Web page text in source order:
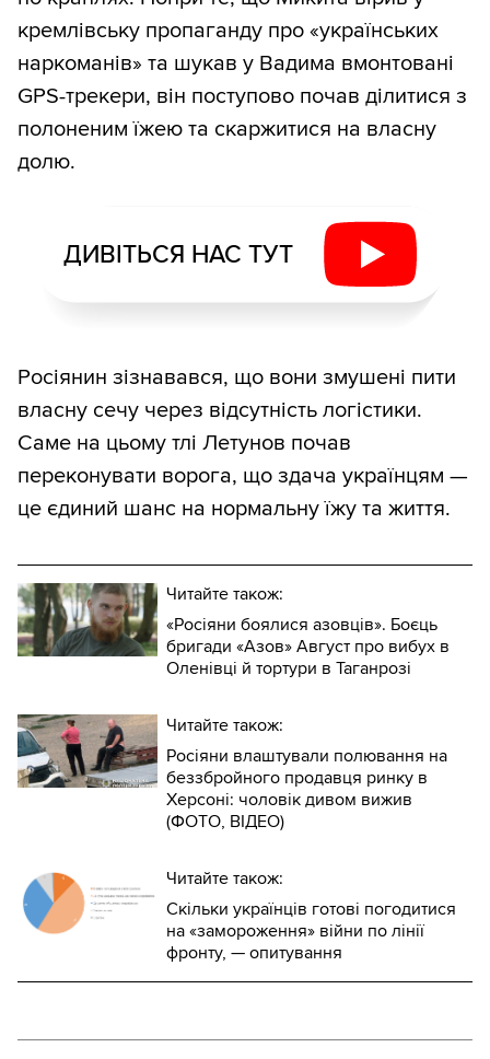
кремлівську пропаганду про «українських
наркоманів» та шукав у Вадима вмонтовані
GPS-трекери, він поступово почав ділитися з
полоненим їжею та скаржитися на власну
долю.
ДИВІТЬСЯ НАС ТУТ
Росіянин зізнавався, що вони змушені пити
власну сечу через відсутність логістики.
Саме на цьому тлі Летунов почав
переконувати ворога, що здача українцям —
це єдиний шанс на нормальну їжу та життя.
Читайте також:
«Росіяни боялися азовців». Боєць
бригади «Азов» Август про вибух в
Оленівці й тортури в Таганрозі
Читайте також:
Росіяни влаштували полювання на
беззбройного продавця ринку в
Херсоні: чоловік дивом вижив
(ФОТО, ВІДЕО)
Читайте також:
Скільки українців готові погодитися
на «замороження» війни по лінії
фронту, — опитування